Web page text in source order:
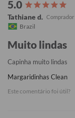
Tathiane d.
Brazil
Muito lindas
Capinha muito lindas
Margaridinhas Clean
Este comentário foi útil?